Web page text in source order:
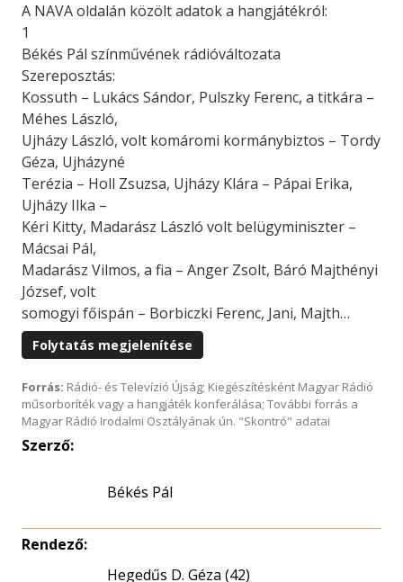
A NAVA oldalán közölt adatok a hangjátékról:
1
Békés Pál színművének rádióváltozata
Szereposztás:
Kossuth – Lukács Sándor, Pulszky Ferenc, a titkára –
Méhes László,
Ujházy László, volt komáromi kormánybiztos – Tordy
Géza, Ujházyné
Terézia – Holl Zsuzsa, Ujházy Klára – Pápai Erika,
Ujházy Ilka –
Kéri Kitty, Madarász László volt belügyminiszter –
Mácsai Pál,
Madarász Vilmos, a fia – Anger Zsolt, Báró Majthényi
József, volt
somogyi főispán – Borbiczki Ferenc, Jani, Majth…
Folytatás megjelenítése
Forrás: Rádió- és Televízió Újság; Kiegészítésként Magyar Rádió
műsorboríték vagy a hangjáték konferálása; További forrás a
Magyar Rádió Irodalmi Osztályának ún. "Skontró" adatai
Szerző:
Békés Pál
Rendező:
Hegedűs D. Géza (42)